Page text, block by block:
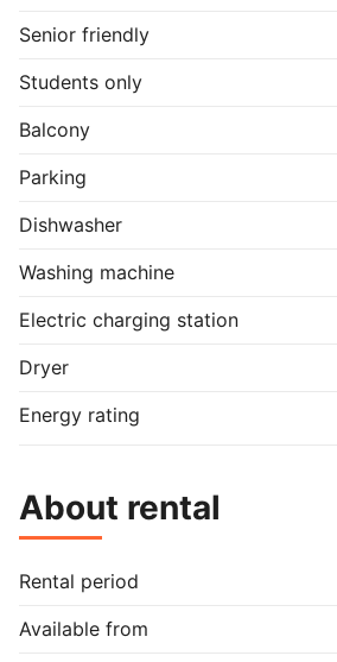
Senior friendly
Students only
Balcony
Parking
Dishwasher
Washing machine
Electric charging station
Dryer
Energy rating
About rental
Rental period
Available from